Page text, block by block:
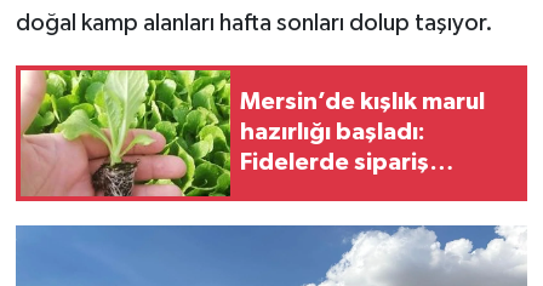
doğal kamp alanları hafta sonları dolup taşıyor.
Mersin’de kışlık marul
hazırlığı başladı:
Fidelerde sipariş